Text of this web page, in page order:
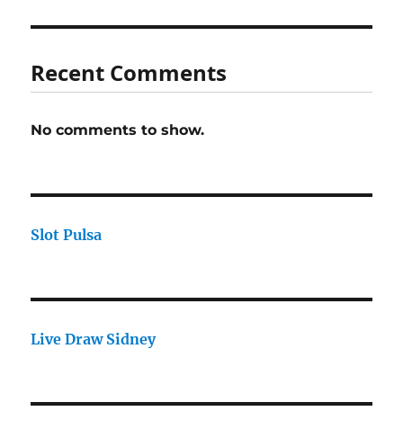
Recent Comments
No comments to show.
Slot Pulsa
Live Draw Sidney